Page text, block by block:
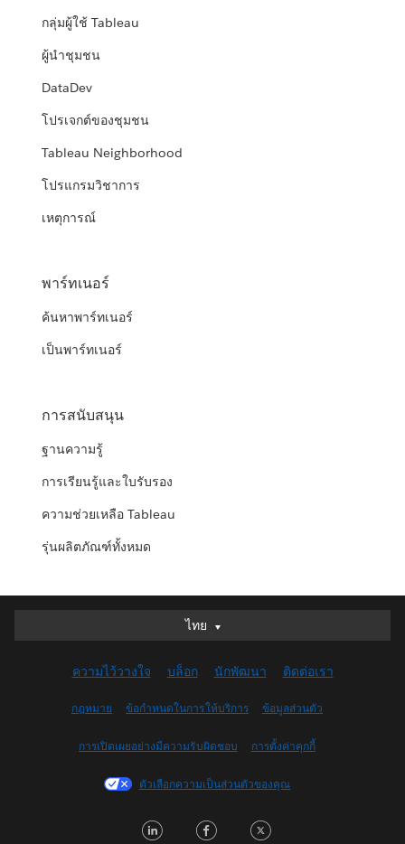
กลุ่มผู้ใช้ Tableau
ผู้นำชุมชน
DataDev
โปรเจกต์ของชุมชน
Tableau Neighborhood
โปรแกรมวิชาการ
เหตุการณ์
พาร์ทเนอร์
ค้นหาพาร์ทเนอร์
เป็นพาร์ทเนอร์
การสนับสนุน
ฐานความรู้
การเรียนรู้และใบรับรอง
ความช่วยเหลือ Tableau
รุ่นผลิตภัณฑ์ทั้งหมด
ไทย
ไทย
English (UK)
English (US)
Français (Canada)
Français (France)
日本語
ความไว้วางใจ บล็อก นักพัฒนา ติดต่อเรา
กฎหมาย ข้อกำหนดในการให้บริการ ข้อมูลส่วนตัว
การเปิดเผยอย่างมีความรับผิดชอบ การตั้งค่าคุกกี้
ตัวเลือกความเป็นส่วนตัวของคุณ
LinkedInFacebook